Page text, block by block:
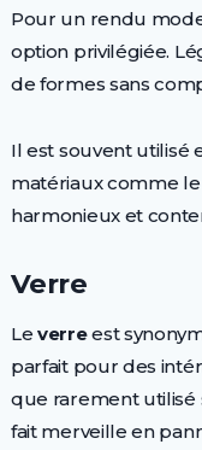
Pour un rendu
option privilégiée.
de formes sans
Il est souvent utilisé
matériaux comme
harmonieux et
Verre
Leverreest
parfait pour des
que rarement utilisé
fait merveille en